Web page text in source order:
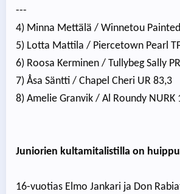
---
4) Minna Mettälä / Winnetou
5) Lotta Mattila / Piercetown Pearl
6) Roosa Kerminen / Tullybeg Sally
7) Åsa Säntti / Chapel Cheri UR 83,3
8) Amelie Granvik / Al Roundy NURK
Juniorien kultamitalistilla on
16-vuotias Elmo Jankari ja Don